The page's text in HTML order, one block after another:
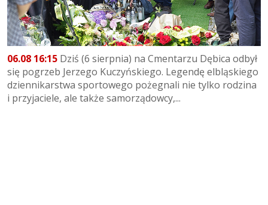
06.08 16:15 Dziś (6 sierpnia) na Cmentarzu Dębica odbył
się pogrzeb Jerzego Kuczyńskiego. Legendę elbląskiego
dziennikarstwa sportowego pożegnali nie tylko rodzina
i przyjaciele, ale także samorządowcy,...